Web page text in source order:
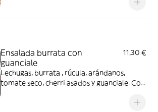
Ensalada burrata con
guanciale
11,30 €
Lechugas, burrata , rúcula, arándanos,
tomate seco, cherri asados y guanciale. Con